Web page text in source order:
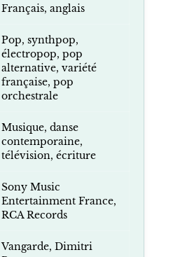
Français, anglais
Pop, synthpop,
électropop, pop
alternative, variété
française, pop
orchestrale
Musique, danse
contemporaine,
télévision, écriture
Sony Music
Entertainment France,
RCA Records
Vangarde, Dimitri